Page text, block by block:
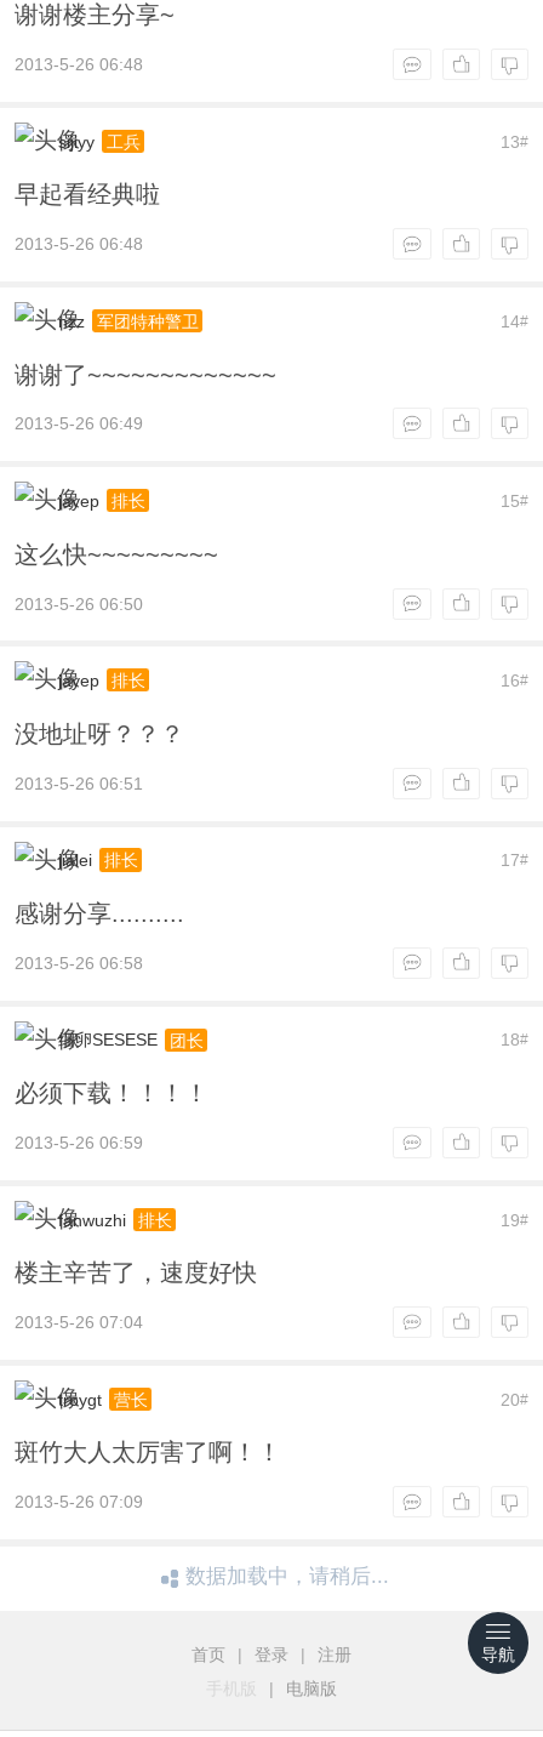
谢谢楼主分享~
2013-5-26 06:48
13#
sijiyy 工兵
早起看经典啦
2013-5-26 06:48
14#
nzz 军团特种警卫
谢谢了~~~~~~~~~~~~~
2013-5-26 06:49
15#
jayep 排长
这么快~~~~~~~~~
2013-5-26 06:50
16#
jayep 排长
没地址呀？？？
2013-5-26 06:51
17#
jialei 排长
感谢分享..........
2013-5-26 06:58
18#
细卵SESESE 团长
必须下载！！！！
2013-5-26 06:59
19#
fanwuzhi 排长
楼主辛苦了，速度好快
2013-5-26 07:04
20#
troygt 营长
斑竹大人太厉害了啊！！
2013-5-26 07:09
数据加载中，请稍后...
首页 | 登录 |
注册
手机版
| 电脑版
导航